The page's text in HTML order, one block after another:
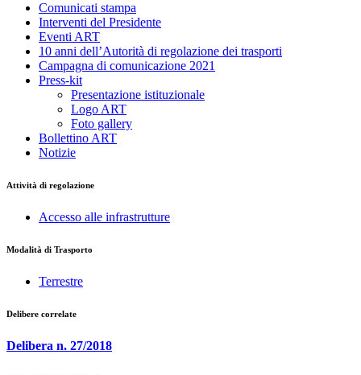
Comunicati stampa
Interventi del Presidente
Eventi ART
10 anni dell’Autorità di regolazione dei trasporti
Campagna di comunicazione 2021
Press-kit
Presentazione istituzionale
Logo ART
Foto gallery
Bollettino ART
Notizie
Attività di regolazione
Accesso alle infrastrutture
Modalità di Trasporto
Terrestre
Delibere correlate
Delibera n. 27/2018